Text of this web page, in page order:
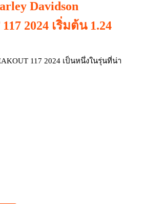
Davidson
2024 เริ่มต้น 1.24
117 2024 เป็นหนึ่งในรุ่นที่น่า